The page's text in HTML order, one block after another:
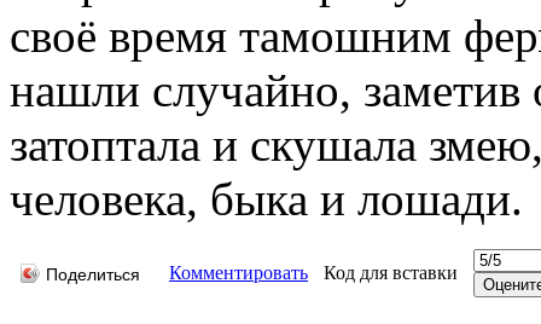
своё время тамошним
нашли случайно,
затоптала и скушала
человека, быка и лошади.
Поделиться Комментировать Код для вставки